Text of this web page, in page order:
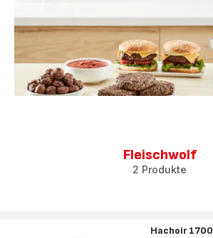
Fleischwolf
2 Produkte
Hachoir 1700